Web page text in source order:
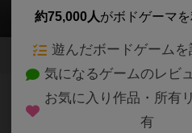
5 3
272名 3名 0 6ヶ月前
約75,000人がボドゲーマを
遊んだボードゲームを
気になるゲームのレビ
お気に入り作品・所有
有